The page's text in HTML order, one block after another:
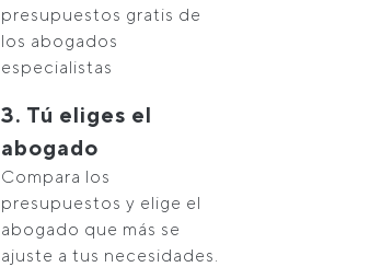
presupuestos gratis de
los abogados
especialistas
3. Tú eliges el
abogado
Compara los
presupuestos y elige el
abogado que más se
ajuste a tus necesidades.